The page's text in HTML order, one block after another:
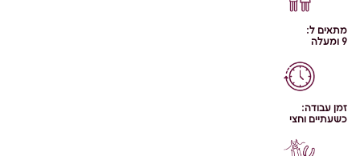
מתאים ל:
9 ומעלה
זמן עבודה:
כשעתיים וחצי